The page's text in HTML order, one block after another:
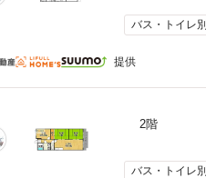
バス・トイレ別
提供
2階
バス・トイレ別